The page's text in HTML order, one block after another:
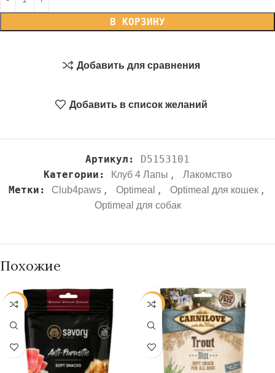
В КОРЗИНУ
Добавить для сравнения
Добавить в список желаний
Артикул: D5153101
Категории:
Клуб 4 Лапы , Лакомство
Метки: Club4paws , Optimeal , Optimeal для кошек ,
Optimeal для собак
Похожие
-35% -34%